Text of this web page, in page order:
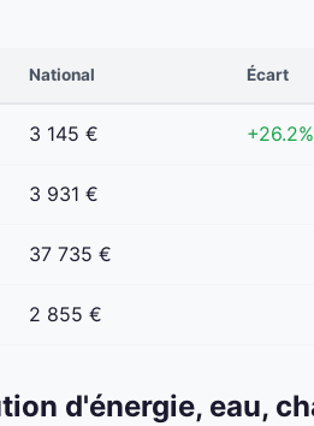
National Écart
3 145 € +26.2%
3 931 €
37 735 €
2 855 €
d'énergie, eau,